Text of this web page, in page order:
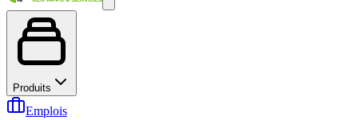
Produits
Emplois